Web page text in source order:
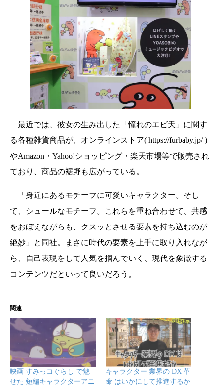
最近では、彼女の生み出した「憧れのエビ天」に関す
る各種雑貨商品が、オンラインストア( https://furbaby.jp/ )
やAmazon・Yahoo!ショッピング・楽天市場等で販売され
ており、商品の裾野も広がっている。
「身近にあるモチーフに可愛いキャラクター。そし
て、シュールなモチーフ。これらを重ね合わせて、共感
をおぼえながらも、クスッとさせる要素を持ち込むのが
絶妙」と同社。まさに時代の要素を上手に取り入れなが
ら、自己表現をして人気を掴んでいく、現代を象徴する
コンテンツだといって良いだろう。
関連
映画 すみっコぐらし で魅
せた 短編キャラクターアニ
キャラクター 業界の DX 革
命 はいかにして推進するか